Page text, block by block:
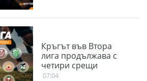
Кръгът във Втора
лига продължава с
четири срещи
07:04